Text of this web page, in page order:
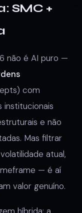
SMC +
não é AI puro —
com
institucionais
e não
Mas filtrar
atual,
— é aí
valor genuíno.